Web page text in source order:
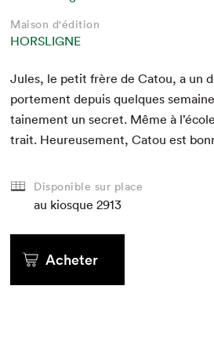
Maison d'édition
HORSLIGNE
au kiosque
Acheter
Maison d'édition
HORSLIGNE
au kiosque
Acheter
Maison d'édition
HORSLIGNE
Maison d'édition
HORSLIGNE
Jules, le petit frère de Catou, a un
porte­ment depuis quelques
taine­ment un secret. Même à
trait. Heureuse­ment, Catou est
Disponible sur place
au kiosque 2913
Acheter
Maison d'édition
HORSLIGNE
au kiosque
Acheter
Maison d'édition
HORSLIGNE
Maison d'édition
HORSLIGNE
au kiosque
Acheter
Maison d'édition
HORSLIGNE
au kiosque
Acheter
Maison d'édition
HORSLIGNE